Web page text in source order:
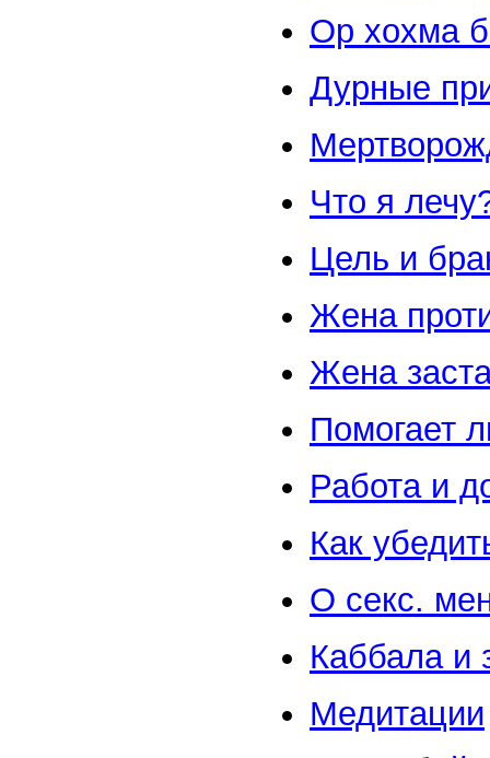
Ор хохма
Дурные
Что я
Цель и
Жена
Жена
Помогает
Работа и
Как
О секс.
Каббала и
Медитации